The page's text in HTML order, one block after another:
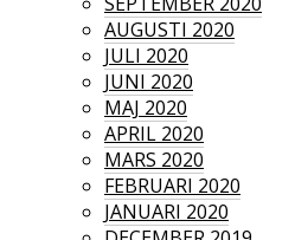
AUGUSTI 2020
JULI 2020
JUNI 2020
MAJ 2020
APRIL 2020
MARS 2020
FEBRUARI 2020
JANUARI 2020